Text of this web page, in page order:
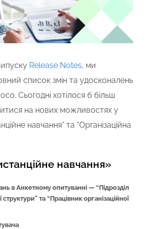
Release Notes, ми
список змін та удосконалень
Сьогодні хотілося б більш
на нових можливостях у
навчання” та “Організаційна
навчання»
в Анкетному опитуванні — “Підрозділ
структури” та “Працівник організаційної